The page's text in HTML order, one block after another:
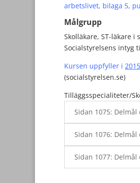
arbetslivet, bilaga 5,
Målgrupp
Skolläkare, ST-läkare i
Socialstyrelsens intyg
Kursen uppfyller i
(socialstyrelsen.se)
Tilläggsspecialiteter/
Sidan 1075: Delmål
Sidan 1076: Delmål
Sidan 1077: Delmål